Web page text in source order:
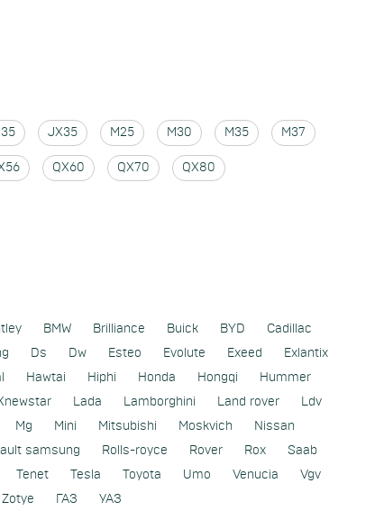
JX35 M25 M30 M35 M37
QX60 QX70 QX80
BMW Brilliance Buick BYD
Cadillac
Ds Dw Esteo Evolute Exeed
Exlantix
Hawtai Hiphi Honda Hongqi
Hummer
Lada Lamborghini Land rover
Ldv
Mg Mini Mitsubishi Moskvich
Nissan
samsung Rolls-royce Rover Rox
Saab
Tenet Tesla Toyota Umo Venucia
Vgv
Zotye ГАЗ УАЗ